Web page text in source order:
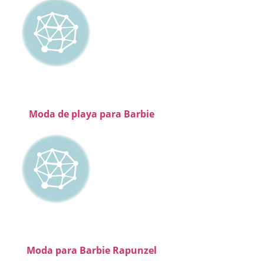
Moda de playa para Barbie
Moda para Barbie Rapunzel